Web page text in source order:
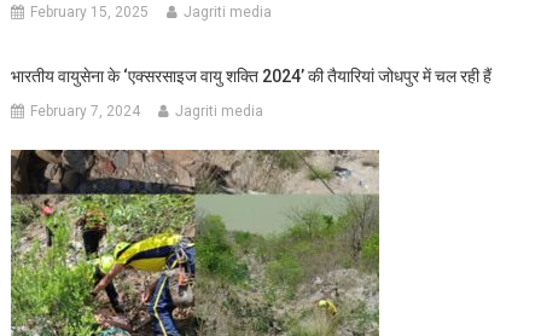
February 15, 2025 Jagriti media
भारतीय वायुसेना के ‘एक्सरसाइज वायु शक्ति 2024’ की तैयारियां जोधपुर में चल रही हैं
February 7, 2024 Jagriti media